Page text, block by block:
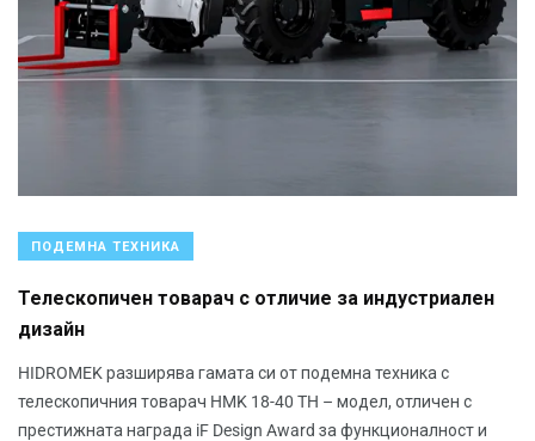
ПОДЕМНА ТЕХНИКА
Телескопичен товарач с отличие за индустриален
дизайн
HIDROMEK разширява гамата си от подемна техника с
телескопичния товарач HMK 18-40 TH – модел, отличен с
престижната награда iF Design Award за функционалност и